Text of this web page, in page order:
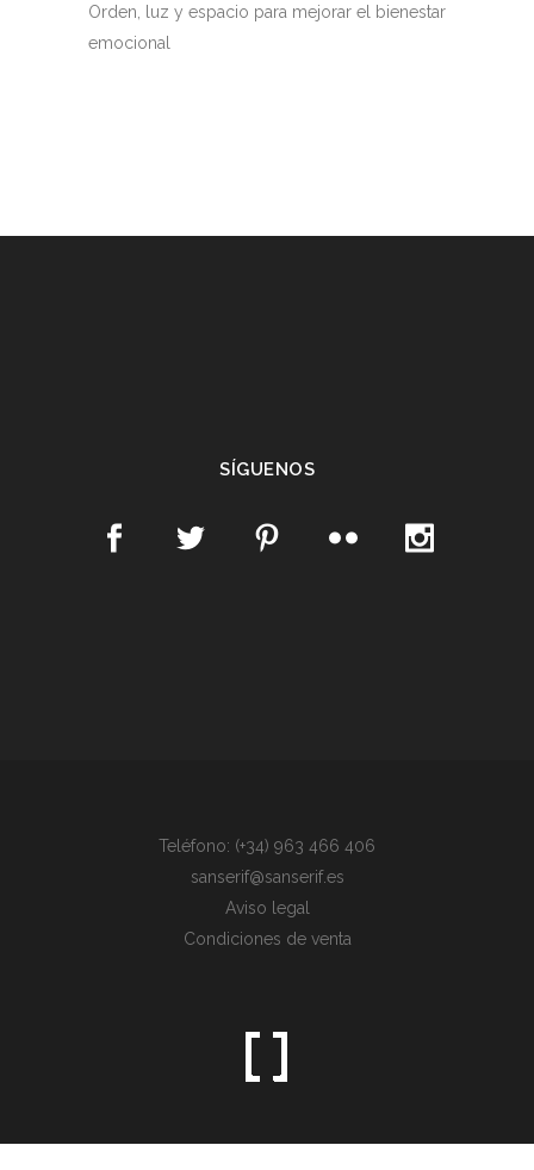
Orden, luz y espacio para mejorar el bienestar
emocional
SÍGUENOS
Teléfono: (+34) 963 466 406
sanserif@sanserif.es
Aviso legal
Condiciones de venta